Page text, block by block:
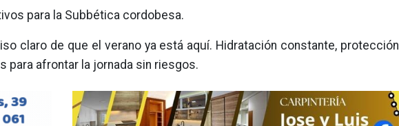
para la Subbética cordobesa.
claro de que el verano ya está aquí. Hidratación constante, protección
para afrontar la jornada sin riesgos.